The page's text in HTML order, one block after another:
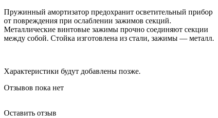
Пружинный амортизатор предохранит осветительный прибор
от повреждения при ослаблении зажимов секций.
Металлические винтовые зажимы прочно соединяют секции
между собой. Стойка изготовлена из стали, зажимы — металл.
Характеристики будут добавлены позже.
Отзывов пока нет
Оставить отзыв